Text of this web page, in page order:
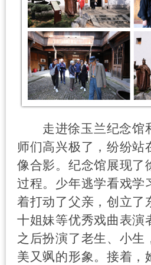
走进徐玉兰纪念馆
师们高兴极了，纷纷站
像合影。纪念馆展现了
过程。少年逃学看戏学
着打动了父亲，创立了
十姐妹等优秀戏曲表演
之后扮演了老生、小生
美又飒的形象。接着，